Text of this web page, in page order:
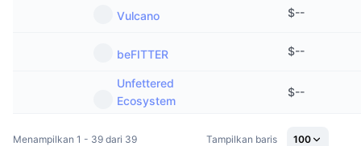
Vulcano $--
beFITTER $--
Unfettered
Ecosystem
$--
Menampilkan 1 - 39 dari 39 Tampilkan baris 100